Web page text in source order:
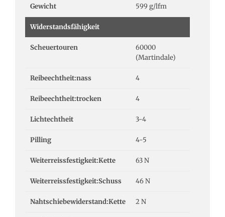
Gewicht 599 g/lfm
Widerstandsfähigkeit
Scheuertouren
60000
(Martindale)
Reibeechtheit:nass 4
Reibeechtheit:trocken 4
Lichtechtheit 3-4
Pilling 4-5
Weiterreissfestigkeit:Kette 63 N
Weiterreissfestigkeit:Schuss 46 N
Nahtschiebewiderstand:Kette 2 N